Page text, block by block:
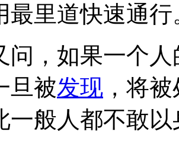
最里道快速通行
如果一个人
旦被发现 ，将
一般人都不敢